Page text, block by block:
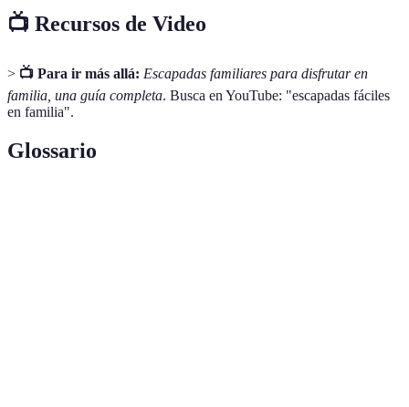
📺 Recursos de Video
> 📺 Para ir más allá: Escapadas familiares para disfrutar en
familia, una guía completa. Busca en YouTube: "escapadas fáciles
en familia".
Glossario